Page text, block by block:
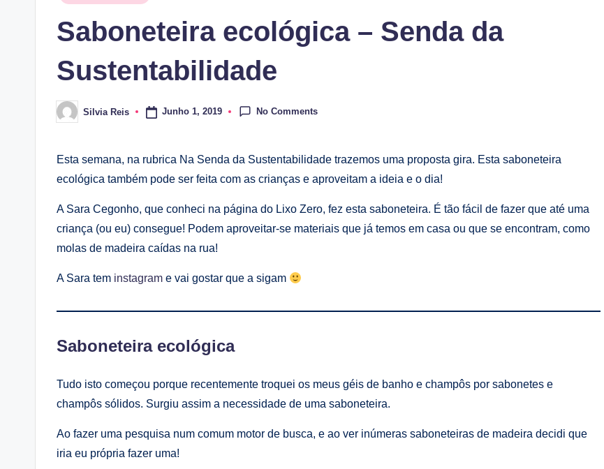
Saboneteira ecológica – Senda da
Sustentabilidade
Posted
by
Silvia Reis Junho 1, 2019 No Comments
Esta semana, na rubrica Na Senda da Sustentabilidade trazemos uma proposta gira. Esta saboneteira
ecológica também pode ser feita com as crianças e aproveitam a ideia e o dia!
A Sara Cegonho, que conheci na página do Lixo Zero, fez esta saboneteira. É tão fácil de fazer que até uma
criança (ou eu) consegue! Podem aproveitar-se materiais que já temos em casa ou que se encontram, como
molas de madeira caídas na rua!
A Sara tem instagram e vai gostar que a sigam
Saboneteira ecológica
Tudo isto começou porque recentemente troquei os meus géis de banho e champôs por sabonetes e
champôs sólidos. Surgiu assim a necessidade de uma saboneteira.
Ao fazer uma pesquisa num comum motor de busca, e ao ver inúmeras saboneteiras de madeira decidi que
iria eu própria fazer uma!